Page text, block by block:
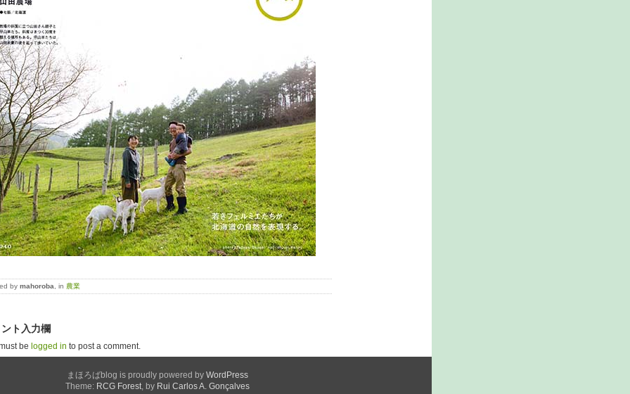
by mahoroba , in 農業
ト入力欄
be logged in to post a comment.
まほろばblog is proudly powered by WordPress
Theme: RCG Forest, by Rui Carlos A. Gonçalves